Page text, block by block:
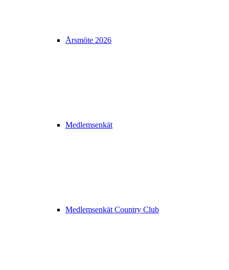
Årsmöte 2026
Medlemsenkät
Medlemsenkät Country Club